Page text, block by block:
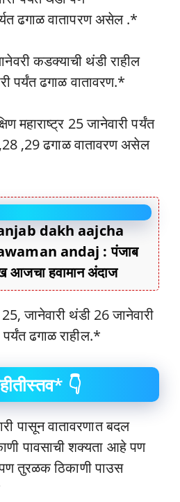
ढगाळ वातापरण असेल .*
कडक्याची थंडी राहील
पर्यंत ढगाळ वातावरण.*
महाराष्ट्र 25 जानेवारी पर्यंत
,29 ढगाळ वातावरण असेल
dakh aajcha
andaj : पंजाब
आजचा हवामान अंदाज
जानेवारी थंडी 26 जानेवारी
ढगाळ राहील.*
👇
पासून वातावरणात बदल
पावसाची शक्यता आहे पण
तुरळक ठिकाणी पाउस